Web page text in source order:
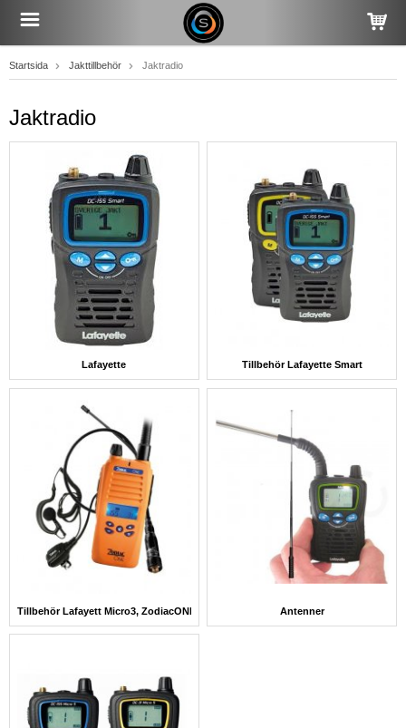
Startsida Jakttillbehör Jaktradio
Jaktradio
Lafayette Tillbehör Lafayette Smart
Tillbehör Lafayett Micro3, ZodiacONE,easyhunt mfl (Äldre Modeller)
Antenner